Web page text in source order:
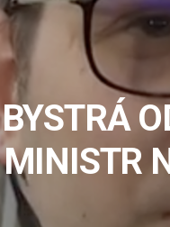
BYSTRÁ
MINISTR